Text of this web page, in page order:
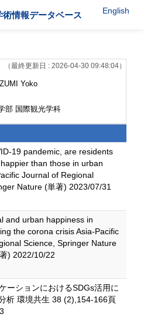
術情報データベース English
（最終更新日 : 2026-04-30 09:48:04）
Yoko
部 国際観光学科
19 pandemic, are residents
than those in urban
Journal of Regional
Nature (単著) 2023/07/31
and urban happiness in
the corona crisis Asia-Pacific
Science, Springer Nature
) 2022/10/22
ーションにおけるSDGs活用に
析 環境共生 38 (2),154-166頁